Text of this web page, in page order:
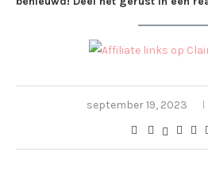
september 19, 2023